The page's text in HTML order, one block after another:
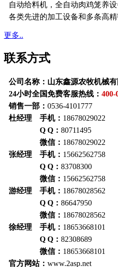
自动给料机，全自动肉鸡笼养
各类先进的加工设备和多条高精
更多..
联系方式
公司名称：山东鑫源农牧机械有
24小时全国免费客服热线： 400-
销售一部： 0536-4101777
杜经理 手机： 18678029022
Q Q： 80711495
微信： 18678029022
张经理 手机： 15662562758
Q Q： 83708300
微信： 15662562758
游经理 手机： 18678028562
Q Q： 86647950
微信： 18678028562
徐经理 手机： 18653668101
Q Q： 82308689
微信： 18653668101
官方网站： www.2asp.net